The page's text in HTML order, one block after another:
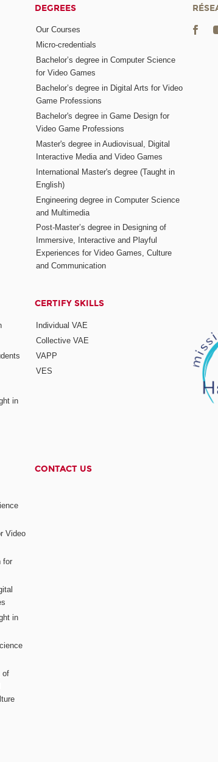
DEGREES
Our Courses
Micro-credentials
Bachelor’s degree in Computer Science
for Video Games
Bachelor’s degree in Digital Arts for Video
Game Professions
Bachelor's degree in Game Design for
Video Game Professions
Master's degree in Audiovisual, Digital
Interactive Media and Video Games
International Master's degree (Taught in
English)
Engineering degree in Computer Science
and Multimedia
Post-Master’s degree in Designing of
Immersive, Interactive and Playful
Experiences for Video Games, Culture
and Communication
in
CERTIFY SKILLS
Individual VAE
Collective VAE
VAPP
VES
Video
for
in
of
CONTACT US